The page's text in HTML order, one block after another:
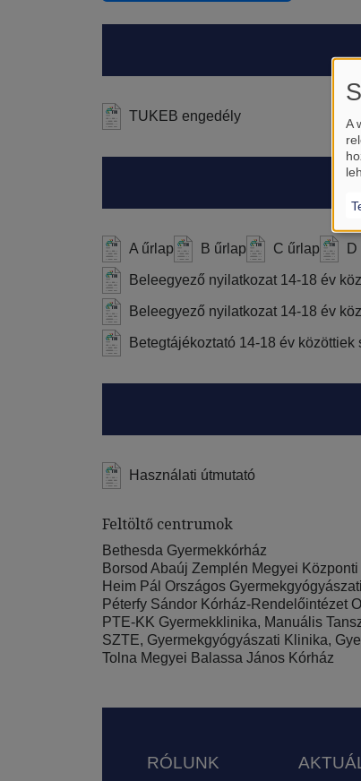
TUKEB engedély
A űrlap B űrlap C űrlap
Beleegyező nyilatkozat 14-18 év
Beleegyező nyilatkozat 14-18 év
Betegtájékoztató 14-18 év közöttiek
Használati útmutató
Feltöltő centrumok
Bethesda Gyermekkórház
Borsod Abaúj Zemplén Megyei
Heim Pál Országos
Péterfy Sándor Kórház-Rendelőintézet
PTE-KK Gyermekklinika, Manuális
SZTE, Gyermekgyógyászati Klinika,
Tolna Megyei Balassa János Kórház
Lábléc
RÓLUNK
A